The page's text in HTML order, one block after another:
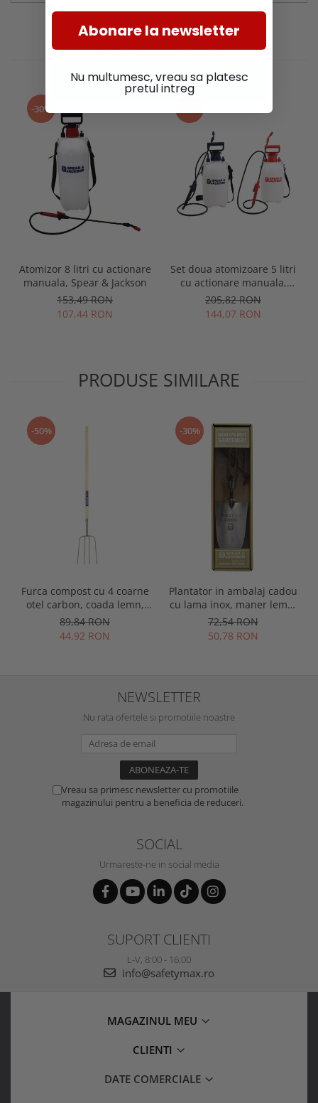
RECOMANDARI
-30%
Atomizor 8 litri cu actionare
manuala, Spear & Jackson
153,49 RON
107,44 RON
Set doua atomizoare 5 litri
cu actionare manuala,
Spear & Jackson
205,82 RON
144,07 RON
PRODUSE SIMILARE
-50%
Furca compost cu 4 coarne
otel carbon, coada lemn,
Spear & Jackson Neverbend
Professional
89,84 RON
44,92 RON
-30%
Plantator in ambalaj cadou
cu lama inox, maner lemn,
gravat World's Best
Gardener, Spear & Jackson
72,54 RON
50,78 RON
NEWSLETTER
Nu rata ofertele si promotiile noastre
Vreau sa primesc newsletter cu promotiile
magazinului pentru a beneficia de reduceri.
SOCIAL
Urmareste-ne in social media
SUPORT CLIENTI
L-V, 8:00 - 16:00
info@safetymax.ro
MAGAZINUL MEU
CLIENTI
DATE COMERCIALE
Abonare la newsletter
Nu multumesc, vreau sa platesc
pretul intreg